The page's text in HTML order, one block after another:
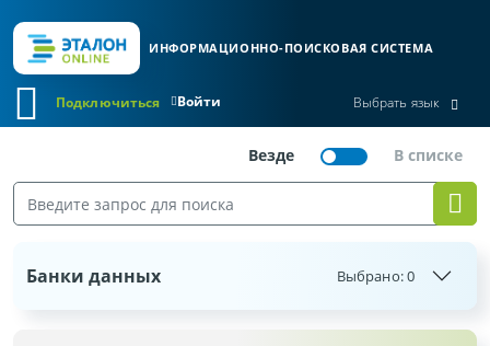
ИНФОРМАЦИОННО-ПОИСКОВАЯ СИСТЕМА
Войти
Подключиться Выбрать язык
Банки данных Выбрано:0